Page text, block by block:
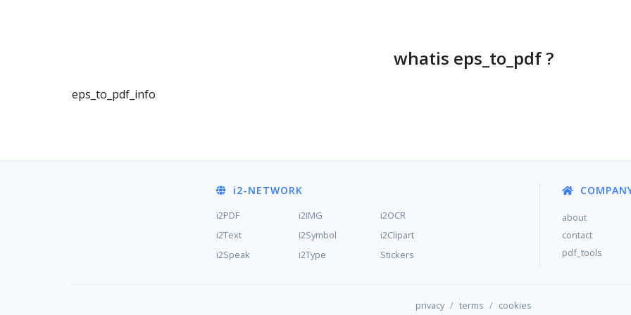
whatis eps_to_pdf ?
eps_to_pdf_info
i2-NETWORK
i2PDF i2IMG
i2OCR
i2Text
i2Symbol
i2Clipart
i2Speak
i2Type Stickers
about
contact
pdf_tools
privacy / terms / cookies